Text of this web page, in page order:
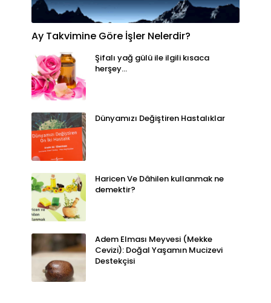
Ay Takvimine Göre İşler Nelerdir?
Şifalı yağ gülü ile ilgili kısaca
herşey...
Dünyamızı Değiştiren Hastalıklar
Haricen Ve Dâhilen kullanmak ne
demektir?
Adem Elması Meyvesi (Mekke
Cevizi): Doğal Yaşamın Mucizevi
Destekçisi